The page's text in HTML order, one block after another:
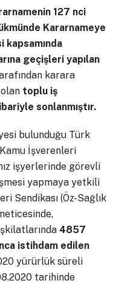
127 nci
Kararnameye
kapsamında
geçişleri yapılan
karara
toplu iş
sonlanmıştır.
bulunduğu Türk
İşverenleri
işyerlerinde görevli
yapmaya yetkili
Sendikası (Öz-Sağlık
4857
istihdam edilen
yürürlük süreli
tarihinde